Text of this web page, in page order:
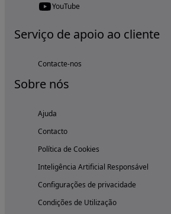
YouTube
Serviço de apoio ao cliente
Contacte-nos
Sobre nós
Ajuda
Contacto
Política de Cookies
Inteligência Artificial Responsável
Configurações de privacidade
Condições de Utilização